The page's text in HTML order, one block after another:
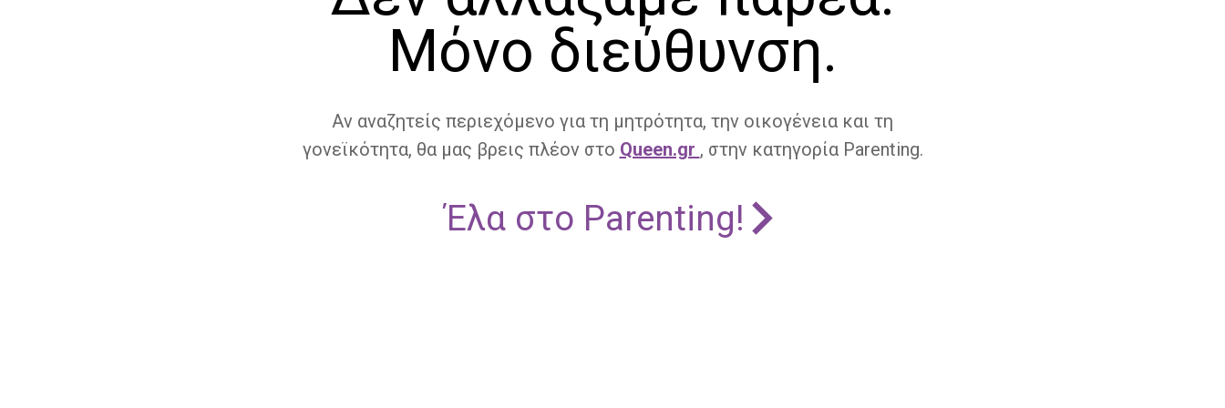
Μόνο διεύθυνση.
Αν αναζητείς περιεχόμενο για τη μητρότητα, την οικογένεια και τη
γονεϊκότητα, θα μας βρεις πλέον στο Queen.gr , στην κατηγορία Parenting.
Έλα στο Parenting!